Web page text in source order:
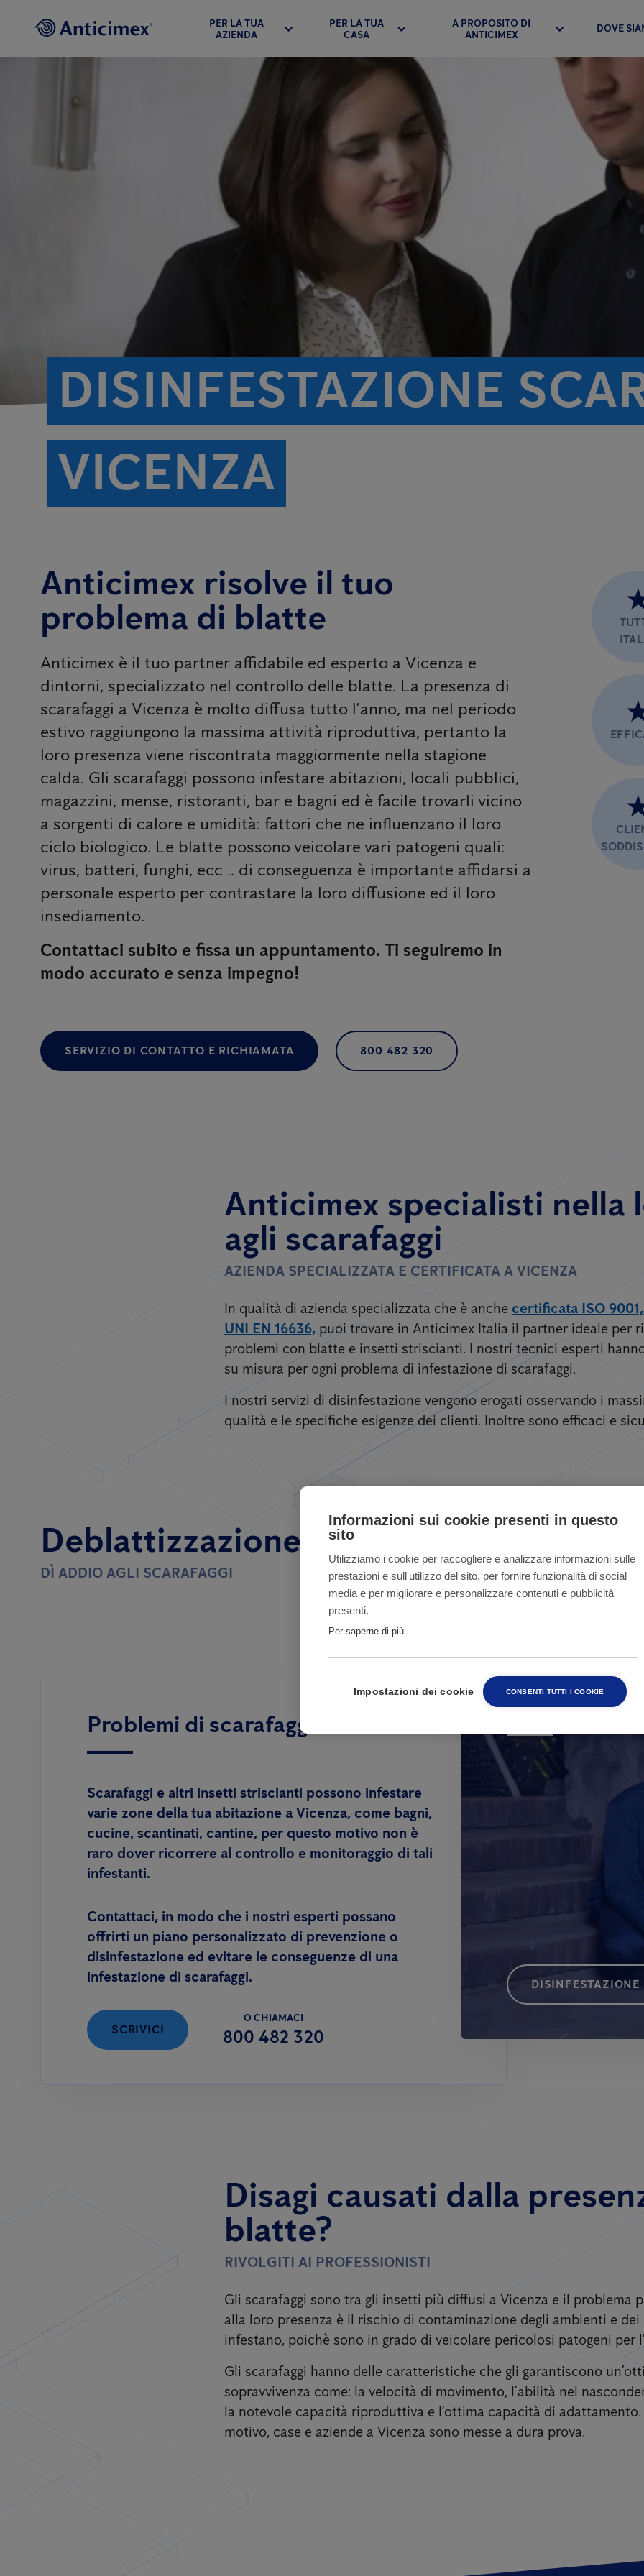
PER LA TUA
AZIENDA
PER LA TUA
CASA
A PROPOSITO DI
ANTICIMEX
DOVE
DISINFESTAZIONE
VICENZA
Anticimex risolve il tuo
problema di blatte
Anticimex è il tuo partner affidabile ed esperto a Vicenza e
dintorni, specializzato nel controllo delle blatte. La presenza di
scarafaggi a Vicenza è molto diffusa tutto l’anno, ma nel periodo
estivo raggiungono la massima attività riproduttiva, pertanto la
loro presenza viene riscontrata maggiormente nella stagione
calda. Gli scarafaggi possono infestare abitazioni, locali pubblici,
magazzini, mense, ristoranti, bar e bagni ed è facile trovarli vicino
a sorgenti di calore e umidità: fattori che ne influenzano il loro
ciclo biologico. Le blatte possono veicolare vari patogeni quali:
virus, batteri, funghi, ecc .. di conseguenza è importante affidarsi a
personale esperto per contrastare la loro diffusione ed il loro
insediamento.
Contattaci subito e fissa un appuntamento. Ti seguiremo in
modo accurato e senza impegno!
SERVIZIO DI CONTATTO E RICHIAMATA 800 482 320
Anticimex specialisti nella
agli scarafaggi
AZIENDA SPECIALIZZATA E CERTIFICATA A VICENZA
In qualità di azienda specializzata che è anche certificata ISO
UNI EN 16636, puoi trovare in Anticimex Italia il partner ideale per
problemi con blatte e insetti striscianti. I nostri tecnici esperti
su misura per ogni problema di infestazione di scarafaggi.
I nostri servizi di disinfestazione vengono erogati osservando i
qualità e le specifiche esigenze dei clienti. Inoltre sono efficaci e
Deblattizzazione per privati ​​e aziende
DÌ ADDIO AGLI SCARAFAGGI
Problemi di scarafaggi nelle case
Scarafaggi e altri insetti striscianti possono infestare
varie zone della tua abitazione a Vicenza, come bagni,
cucine, scantinati, cantine, per questo motivo non è
raro dover ricorrere al controllo e monitoraggio di tali
infestanti.
Contattaci, in modo che i nostri esperti possano
offrirti un piano personalizzato di prevenzione o
disinfestazione ed evitare le conseguenze di una
infestazione di scarafaggi.
SCRIVICI
O CHIAMACI
800 482 320
Hai bisogno
attività?
DISINFESTAZIONE
Disagi causati dalla
blatte?
RIVOLGITI AI PROFESSIONISTI
Gli scarafaggi sono tra gli insetti più diffusi a Vicenza e il problema
alla loro presenza è il rischio di contaminazione degli ambienti e
infestano, poichè sono in grado di veicolare pericolosi patogeni per
Gli scarafaggi hanno delle caratteristiche che gli garantiscono
sopravvivenza come: la velocità di movimento, l’abilità nel
la notevole capacità riproduttiva e l’ottima capacità di
motivo, case e aziende a Vicenza sono messe a dura prova.
Informazioni sui cookie presenti in questo
sito
Utilizziamo i cookie per raccogliere e analizzare informazioni sulle
prestazioni e sull'utilizzo del sito, per fornire funzionalità di social
media e per migliorare e personalizzare contenuti e pubblicità
presenti.
Per saperne di più
Impostazioni dei cookie CONSENTI TUTTI I COOKIE